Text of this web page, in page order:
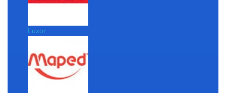
Luxor